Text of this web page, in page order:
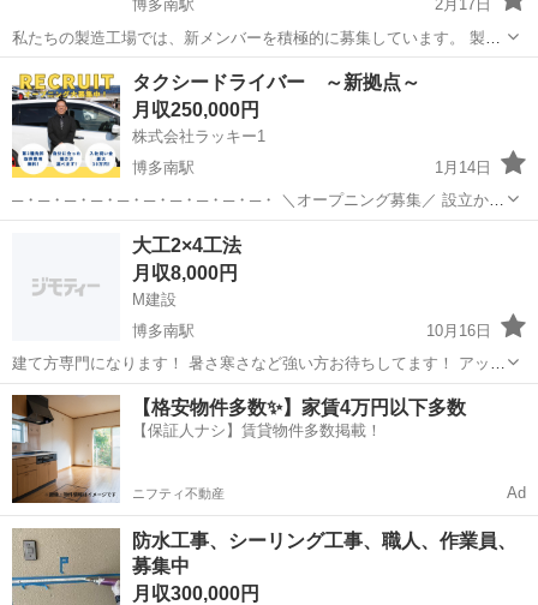
博多南駅
2月17日
私たちの製造工場では、新メンバーを積極的に募集しています。 製造
プロセスにおいて、品質と効率を重視しながらチームと協力し、優れ
た製品作りに貢献していただきます。 未経験の方でも、手厚い研修と
サポートが整っているため、安心...
福岡 那珂川市 博多南駅 半導体 業務
タクシードライバー ～新拠点～
月収250,000円
株式会社ラッキー1
博多南駅
1月14日
─・─・─・─・─・─・─・─・─・─・ ＼オープニング募集／ 設立から
72年、福岡の皆様に親しまれてきたラッキー自動車 来春新たに「春日
事業所」をオープン予定！ オープニングメンバーとして活躍いただく
博多南駅
大工2×4工法
月収8,000円
M建設
博多南駅
10月16日
建て方専門になります！ 暑さ寒さなど強い方お待ちしてます！ アット
ホームな会社です！
福岡 那珂川市 博多南駅 大工
【格安物件多数✨】家賃4万円以下多数
【保証人ナシ】賃貸物件多数掲載！
ニフティ不動産 Ad
防水工事、シーリング工事、職人、作業員、
募集中
月収300,000円